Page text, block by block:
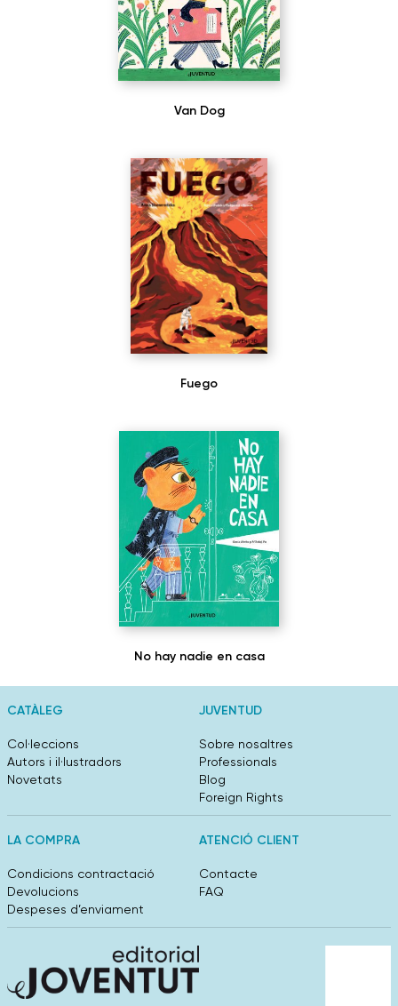
Van Dog
Fuego
No hay nadie en casa
CATÀLEG
Col·leccions
Autors i il·lustradors
Novetats
JUVENTUD
Sobre nosaltres
Professionals
Blog
Foreign Rights
LA COMPRA
Condicions contractació
Devolucions
Despeses d’enviament
ATENCIÓ CLIENT
Contacte
FAQ